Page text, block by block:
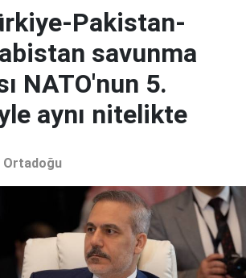
Pakistan-
savunma
NATO'nun 5.
aynı nitelikte
Ortadoğu